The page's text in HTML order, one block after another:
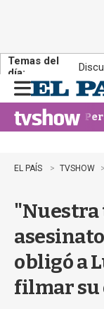
Temas del
día:
n
u
EL PAÍS TVSHOW
obligó a
filmar su